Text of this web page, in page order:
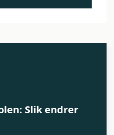
Slik endrer